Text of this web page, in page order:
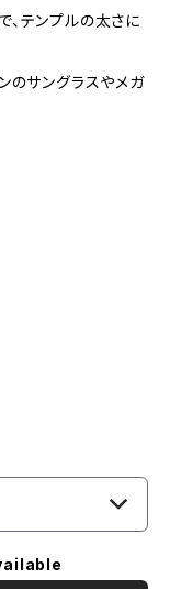
、テンプルの太さに
のサングラスやメガ